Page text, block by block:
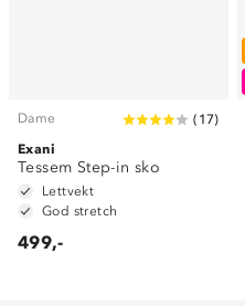
Dame ( 17)
Exani
Tessem Step-in sko
Lettvekt
God stretch
499,-